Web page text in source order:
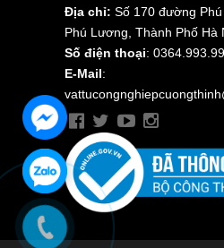
Địa chỉ: Số 170 đường
Phú Lương, Thành Phố Hà
Số điện thoại:
E-Mail: